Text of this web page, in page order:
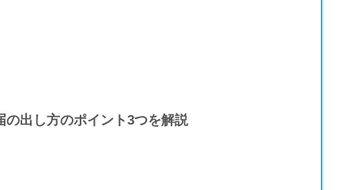
出し方のポイント3つを解説